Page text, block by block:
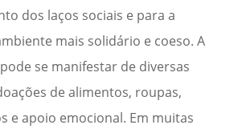
dos laços sociais e para a
mais solidário e coeso. A
se manifestar de diversas
de alimentos, roupas,
e apoio emocional. Em muitas